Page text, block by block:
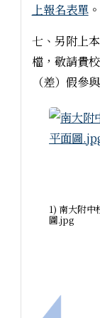
上報名表單。
七、另附上
檔，敬請貴
（差）假參
1) 南大附中
圖.jpg